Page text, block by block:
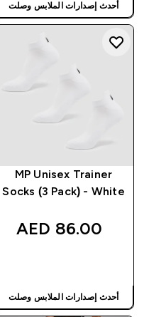
أحدث إصدارات الملابس وصلت
MP Unisex Trainer
Socks (3 Pack) - White
86.00 AED‎
أحدث إصدارات الملابس وصلت